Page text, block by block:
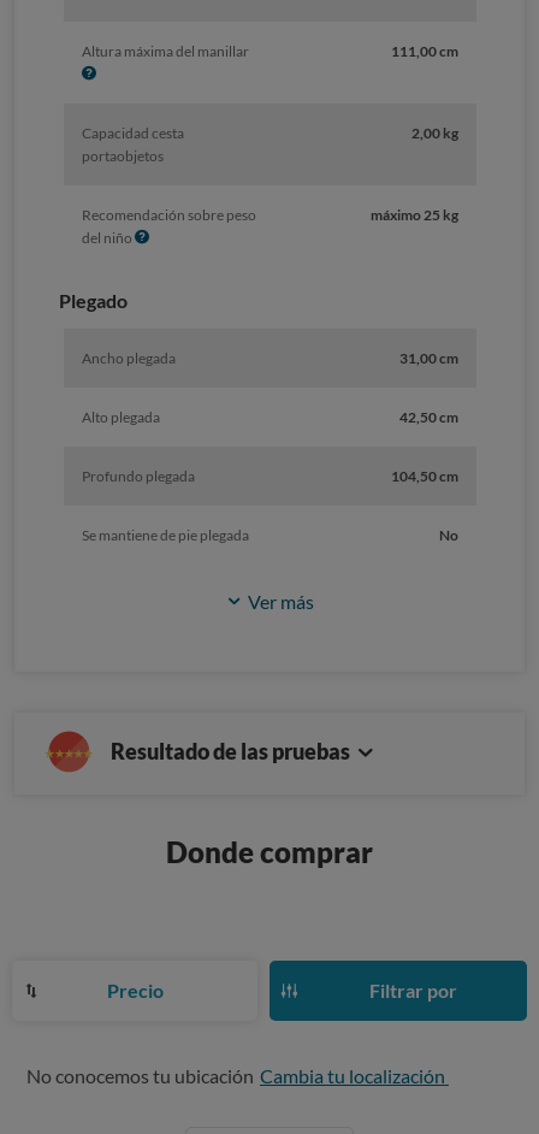
Altura máxima del manillarI
111,00 cm
Capacidad cesta
portaobjetos
2,00 kg
Recomendación sobre peso
del niño I
máximo 25 kg
Plegado
Ancho plegada 31,00 cm
Alto plegada 42,50 cm
Profundo plegada 104,50 cm
Se mantiene de pie plegada No
Ver más
Resultado de las pruebas
Donde comprar
Precio Filtrar por
No conocemos tu ubicación Cambia tu localización